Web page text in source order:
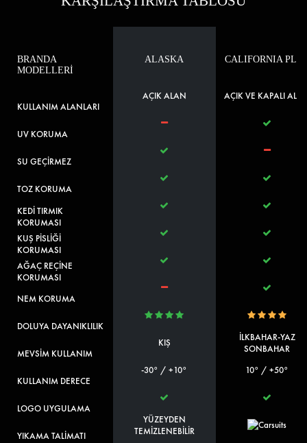
BRANDA
MODELLERİ
KULLANIM ALANLARI
UV KORUMA
SU GEÇİRMEZ
TOZ KORUMA
KEDİ TIRMIK
KORUMASI
KUŞ PİSLİĞİ
KORUMASI
AĞAÇ REÇİNE
KORUMASI
NEM KORUMA
DOLUYA DAYANIKLILIK
MEVSİM KULLANIM
KULLANIM DERECE
LOGO UYGULAMA
YIKAMA TALİMATI
ALASKA
AÇIK ALAN
KIŞ
-30° / +10°
YÜZEYDEN
TEMİZLENEBİLİR
CALIFORNIA
AÇIK VE KAPALI
İLKBAHAR-YAZ
SONBAHAR
10° / +50°